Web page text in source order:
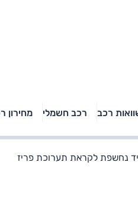
רכב רכב חשמלי מחירון
נוסעת
נחשפת לקראת תערוכת פריז